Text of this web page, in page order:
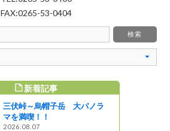
FAX:0265-53-0404
新着記事
三伏峠～烏帽子岳 大パノラ
マを満喫！！
2026.08.07